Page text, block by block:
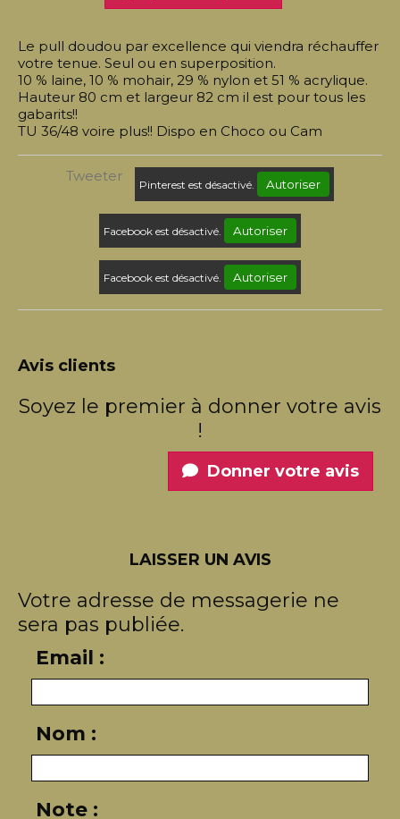
Le pull doudou par excellence qui viendra réchauffer
votre tenue. Seul ou en superposition.
10 % laine, 10 % mohair, 29 % nylon et 51 % acrylique.
Hauteur 80 cm et largeur 82 cm il est pour tous les
gabarits!!
TU 36/48 voire plus!! Dispo en Choco ou Cam
Tweeter
Pinterest est désactivé. Autoriser
Facebook est désactivé. Autoriser
Facebook est désactivé. Autoriser
Avis clients
Soyez le premier à donner votre avis
!
Donner votre avis
LAISSER UN AVIS
Votre adresse de messagerie ne
sera pas publiée.
Email :
Nom :
Note :